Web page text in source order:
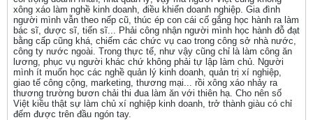
xông xáo làm nghề kinh doanh, điều khiển doanh nghiệp. Gia đình
người mình vẫn theo nếp cũ, thúc ép con cái cố gắng học hành ra làm
bác sĩ, dược sĩ, tiến sĩ... Phải công nhận người mình học hành đỗ đạt
bằng cấp cũng khá, chiếm các chức vụ cao trong công sở nhà nước,
công ty nước ngoài. Trong thực tế, như vậy cũng chỉ là làm công ăn
lương, phục vụ người khác chứ không phải tự lập làm chủ. Người
mình ít muốn học các nghề quản lý kinh doanh, quản trị xí nghiệp,
giao tế công cộng, marketing, thương mại... rồi xông xáo nhảy ra
thương trường bươn chải thi đua làm ăn với thiên hạ. Cho nên số
Việt kiều thật sự làm chủ xí nghiệp kinh doanh, trở thành giàu có chỉ
đếm được trên đầu ngón tay.